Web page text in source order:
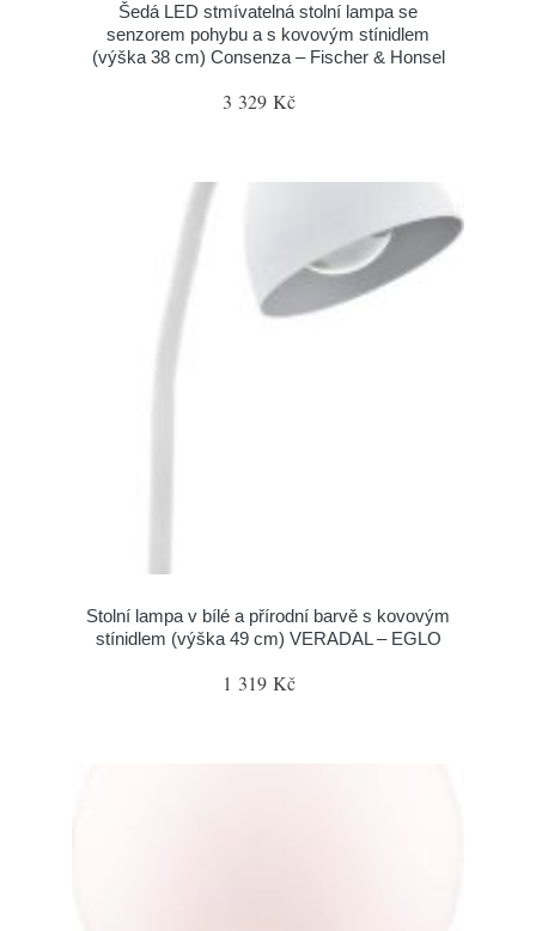
Šedá LED stmívatelná stolní lampa se
senzorem pohybu a s kovovým stínidlem
(výška 38 cm) Consenza – Fischer & Honsel
3 329 Kč
Stolní lampa v bílé a přírodní barvě s kovovým
stínidlem (výška 49 cm) VERADAL – EGLO
1 319 Kč